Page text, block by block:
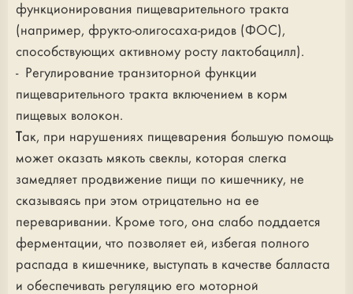
функционирования пищеварительного тракта
(например, фрукто-олигосаха-ридов (ФОС),
способствующих активному росту лактобацилл).
- Регулирование транзиторной функции
пищеварительного тракта включением в корм
пищевых волокон.
Так, при нарушениях пищеварения большую помощь
может оказать мякоть свеклы, которая слегка
замедляет продвижение пищи по кишечнику, не
сказываясь при этом отрицательно на ее
переваривании. Кроме того, она слабо поддается
ферментации, что позволяет ей, избегая полного
распада в кишечнике, выступать в качестве балласта
и обеспечивать регуляцию его моторной